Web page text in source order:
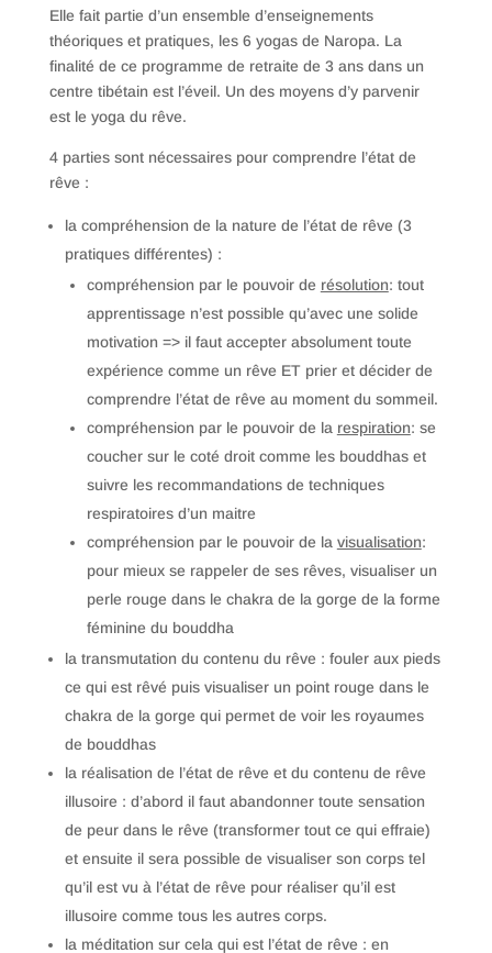
Elle fait partie d’un ensemble d’enseignements
théoriques et pratiques, les 6 yogas de Naropa. La
finalité de ce programme de retraite de 3 ans dans un
centre tibétain est l’éveil. Un des moyens d’y parvenir
est le yoga du rêve.
4 parties sont nécessaires pour comprendre l’état de
rêve :
la compréhension de la nature de l’état de rêve (3
pratiques différentes) :
compréhension par le pouvoir de résolution: tout
apprentissage n’est possible qu’avec une solide
motivation => il faut accepter absolument toute
expérience comme un rêve ET prier et décider de
comprendre l’état de rêve au moment du sommeil.
compréhension par le pouvoir de la respiration: se
coucher sur le coté droit comme les bouddhas et
suivre les recommandations de techniques
respiratoires d’un maitre
compréhension par le pouvoir de la visualisation:
pour mieux se rappeler de ses rêves, visualiser un
perle rouge dans le chakra de la gorge de la forme
féminine du bouddha
la transmutation du contenu du rêve : fouler aux pieds
ce qui est rêvé puis visualiser un point rouge dans le
chakra de la gorge qui permet de voir les royaumes
de bouddhas
la réalisation de l’état de rêve et du contenu de rêve
illusoire : d’abord il faut abandonner toute sensation
de peur dans le rêve (transformer tout ce qui effraie)
et ensuite il sera possible de visualiser son corps tel
qu’il est vu à l’état de rêve pour réaliser qu’il est
illusoire comme tous les autres corps.
la méditation sur cela qui est l’état de rêve : en